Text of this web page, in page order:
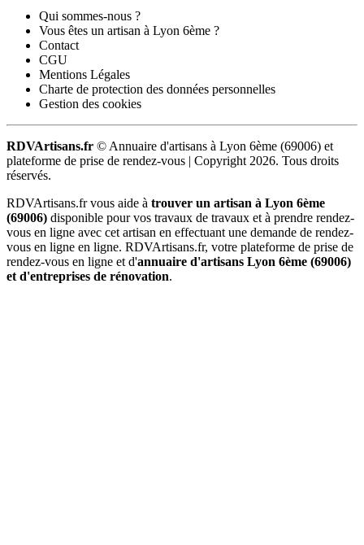
Qui sommes-nous ?
Vous êtes un artisan à Lyon 6ème ?
Contact
CGU
Mentions Légales
Charte de protection des données personnelles
Gestion des cookies
RDVArtisans.fr © Annuaire d'artisans à Lyon 6ème (69006) et
plateforme de prise de rendez-vous | Copyright 2026. Tous droits
réservés.
RDVArtisans.fr vous aide à trouver un artisan à Lyon 6ème
(69006) disponible pour vos travaux de travaux et à prendre rendez-
vous en ligne avec cet artisan en effectuant une demande de rendez-
vous en ligne en ligne. RDVArtisans.fr, votre plateforme de prise de
rendez-vous en ligne et d'annuaire d'artisans Lyon 6ème (69006)
et d'entreprises de rénovation.